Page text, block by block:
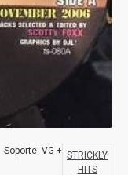
Soporte: VG + STRICKLY
HITS